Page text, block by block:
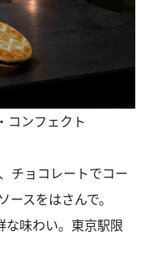
コンフェクト
チョコレートでコー
スをはさんで。
味わい。東京駅限